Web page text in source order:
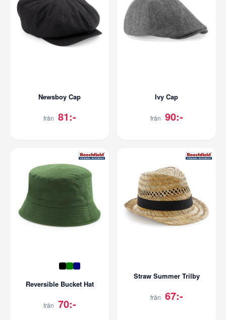
Newsboy Cap
från 81:-
Ivy Cap
från 90:-
Reversible Bucket Hat
från 70:-
Straw Summer Trilby
från 67:-